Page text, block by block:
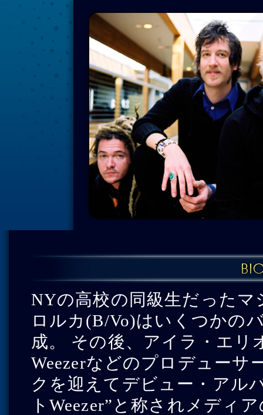
NYの高校の同級生だった
ロルカ(B/Vo)はいくつかの
成。 その後、アイラ・エリ
Weezerなどのプロデューサ
クを迎えてデビュー・アル
トWeezer”と称されメディ